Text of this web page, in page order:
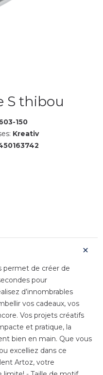
S thibou
150
Kreativ
permet de créer de
pour
d’innombrables
vos cadeaux, vos
Vos projets créatifs
et pratique, la
bien en main. Que vous
excelliez dans ce
Artoz, votre